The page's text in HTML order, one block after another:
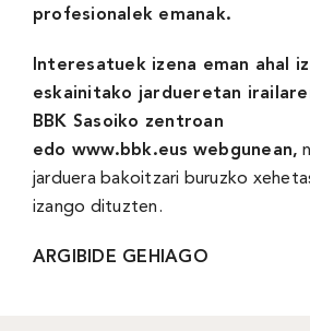
profesionalek emanak.
Interesatuek izena eman ahal
eskainitako jardueretan
BBK Sasoiko zentroan
edo www.bbk.eus webgunean,
jarduera bakoitzari buruzko
izango dituzten.
ARGIBIDE GEHIAGO